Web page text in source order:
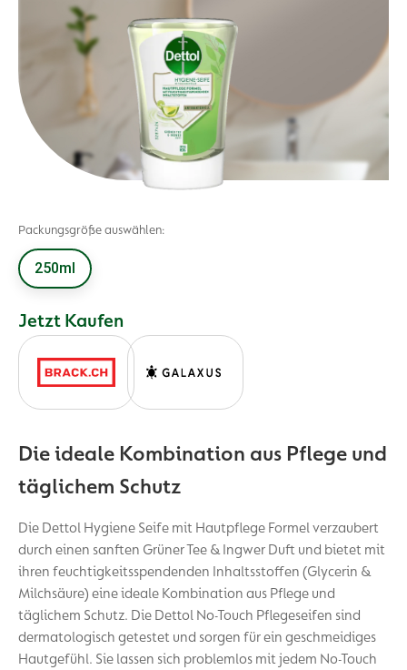
Packungsgröße auswählen:
250ml
Jetzt Kaufen
Die ideale Kombination aus Pflege und
täglichem Schutz
Die Dettol Hygiene Seife mit Hautpflege Formel verzaubert
durch einen sanften Grüner Tee & Ingwer Duft und bietet mit
ihren feuchtigkeitsspendenden Inhaltsstoffen (Glycerin &
Milchsäure) eine ideale Kombination aus Pflege und
täglichem Schutz. Die Dettol No-Touch Pflegeseifen sind
dermatologisch getestet und sorgen für ein geschmeidiges
Hautgefühl. Sie lassen sich problemlos mit jedem No-Touch